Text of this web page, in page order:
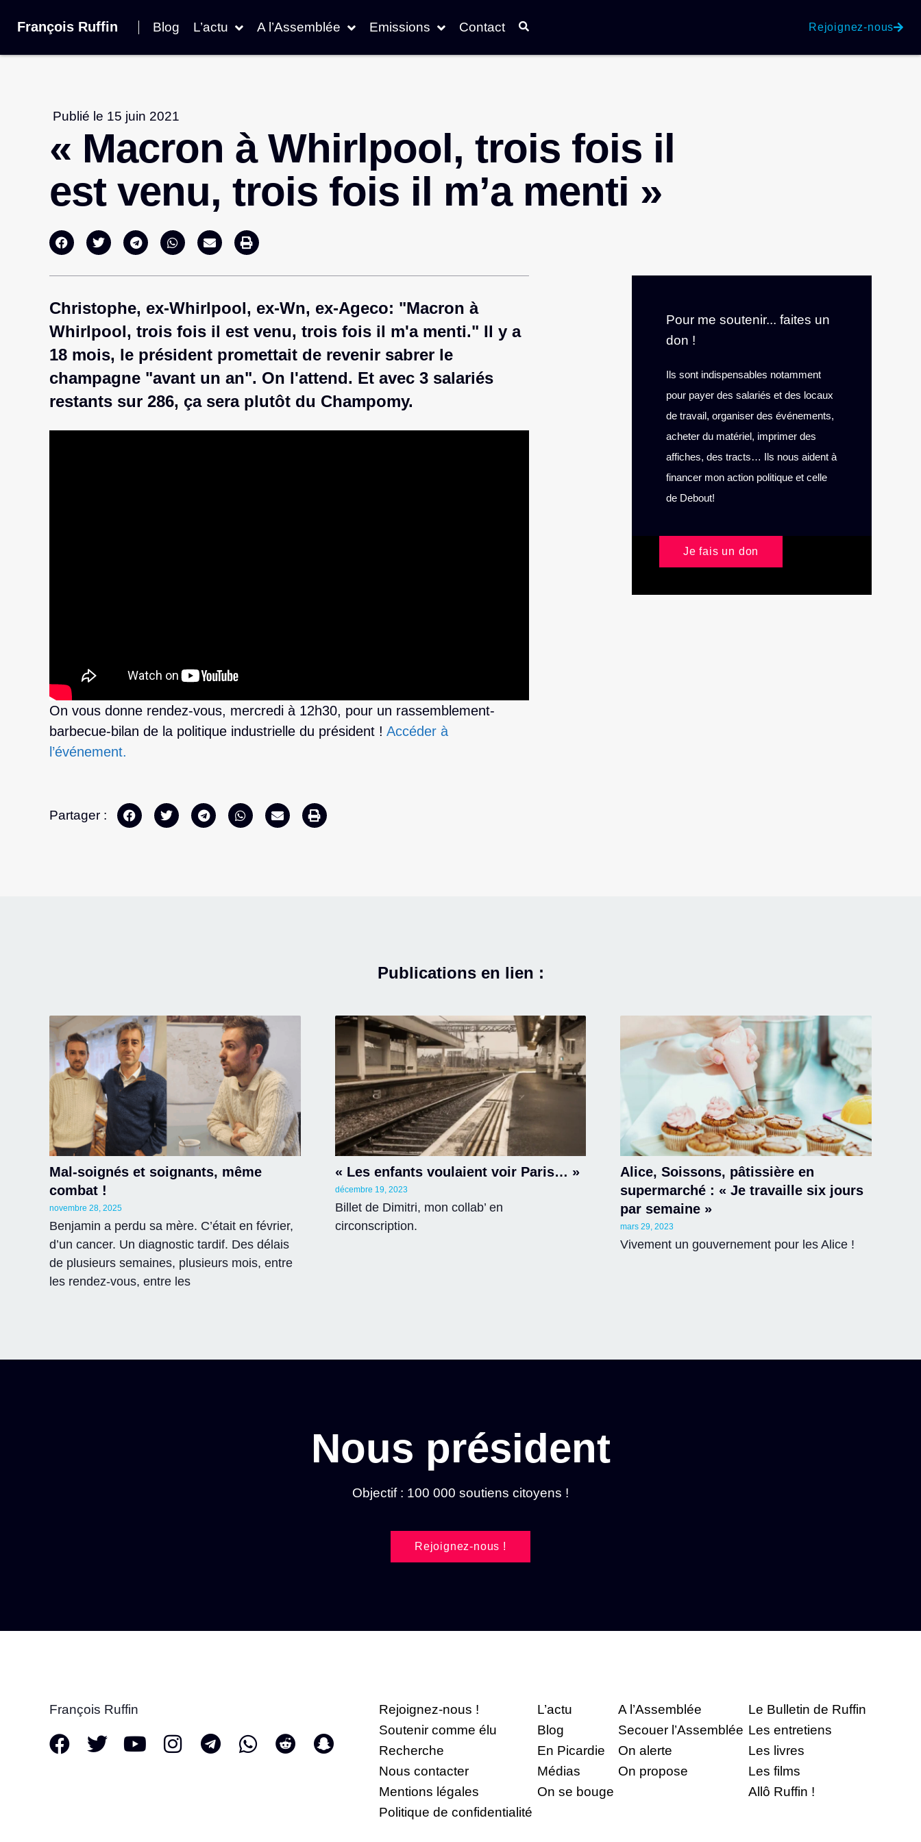
François Ruffin Blog L’actu A l’Assemblée Emissions Contact Rejoignez-nous
Publié le 15 juin 2021
« Macron à Whirlpool, trois fois il
est venu, trois fois il m’a menti »
Christophe, ex-Whirlpool, ex-Wn, ex-Ageco: "Macron à
Whirlpool, trois fois il est venu, trois fois il m'a menti." Il y a
18 mois, le président promettait de revenir sabrer le
champagne "avant un an". On l'attend. Et avec 3 salariés
restants sur 286, ça sera plutôt du Champomy.
On vous donne rendez-vous, mercredi à 12h30, pour un rassemblement-
barbecue-bilan de la politique industrielle du président ! Accéder à
l’événement.
Partager :
Pour me soutenir... faites un
don !
Ils sont indispensables notamment
pour payer des salariés et des locaux
de travail, organiser des événements,
acheter du matériel, imprimer des
affiches, des tracts… Ils nous aident à
financer mon action politique et celle
de Debout!
Je fais un don
Publications en lien :
Mal-soignés et soignants, même
combat !
novembre 28, 2025
Benjamin a perdu sa mère. C’était en février,
d’un cancer. Un diagnostic tardif. Des délais
de plusieurs semaines, plusieurs mois, entre
les rendez-vous, entre les
« Les enfants voulaient voir Paris… »
décembre 19, 2023
Billet de Dimitri, mon collab’ en
circonscription.
Alice, Soissons, pâtissière en
supermarché : « Je travaille six jours
par semaine »
mars 29, 2023
Vivement un gouvernement pour les Alice !
Nous président
Objectif : 100 000 soutiens citoyens !
Rejoignez-nous !
François Ruffin
Rejoignez-nous !
Soutenir comme élu
Recherche
Nous contacter
Mentions légales
Politique de confidentialité
L’actu
Blog
En Picardie
Médias
On se bouge
A l’Assemblée
Secouer l’Assemblée
On alerte
On propose
Le Bulletin de Ruffin
Les entretiens
Les livres
Les films
Allô Ruffin !